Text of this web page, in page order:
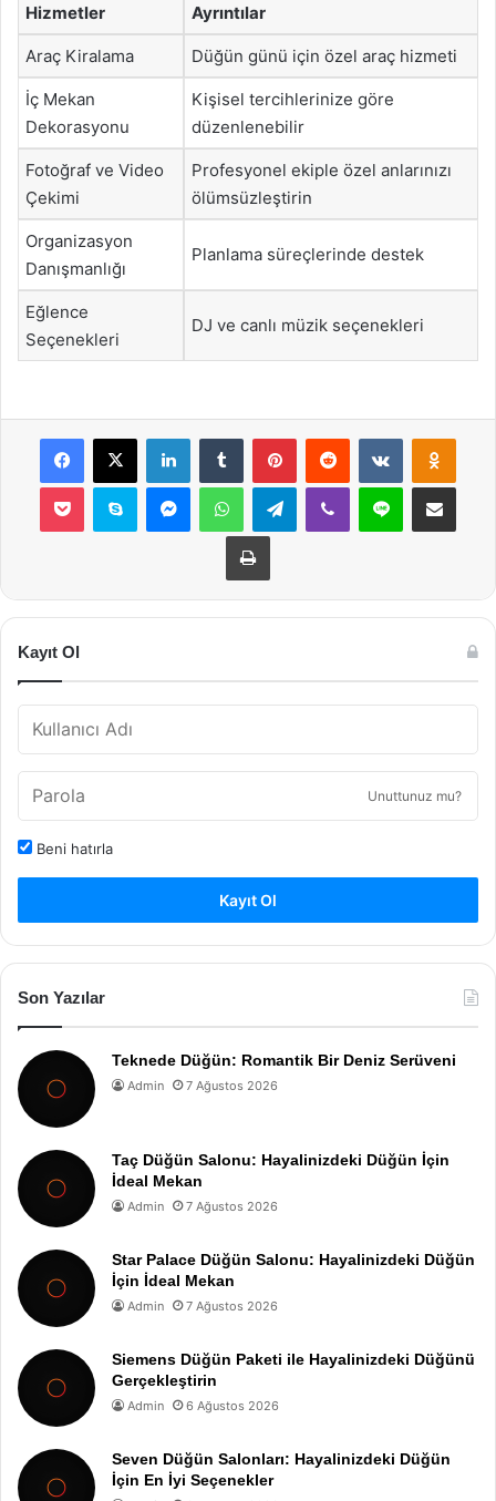
Hizmetler Ayrıntılar
Araç Kiralama Düğün günü için özel araç hizmeti
İç Mekan
Dekorasyonu
Kişisel tercihlerinize göre
düzenlenebilir
Fotoğraf ve Video
Çekimi
Profesyonel ekiple özel anlarınızı
ölümsüzleştirin
Organizasyon
Danışmanlığı
Planlama süreçlerinde destek
Eğlence
Seçenekleri
DJ ve canlı müzik seçenekleri
Facebook
X LinkedInTumblr PinterestReddit VKontakte
Pocket Skype MessengerWhatsAppTelegramViber Line E-Posta ile
Yazdır
Kayıt Ol
Unuttunuz mu?
Beni hatırla
Kayıt Ol
Son Yazılar
Teknede Düğün: Romantik Bir Deniz Serüveni
Admin 7 Ağustos 2026
Taç Düğün Salonu: Hayalinizdeki Düğün İçin
İdeal Mekan
Admin 7 Ağustos 2026
Star Palace Düğün Salonu: Hayalinizdeki Düğün
İçin İdeal Mekan
Admin 7 Ağustos 2026
Siemens Düğün Paketi ile Hayalinizdeki Düğünü
Gerçekleştirin
Admin 6 Ağustos 2026
Seven Düğün Salonları: Hayalinizdeki Düğün
İçin En İyi Seçenekler